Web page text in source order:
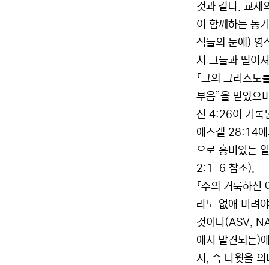
것과 같다. 교제
이 함께하는 동
적들의 눈에) 영
서 그들과 떨어
『그의 그리스
부음”을 받았으
전 4:26이 기록
에스겔 28:14에
으로 흥미있는
2:1-6 참조).
『주의 거룩하
라도 없애 버려
것이다(ASV,
에서 발견되는)
지, 즉 다윗을